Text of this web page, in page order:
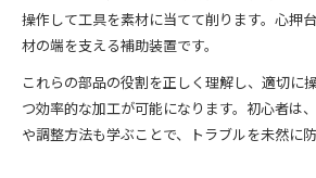
操作して工具を素材に当てて削ります。心押
材の端を支える補助装置です。
これらの部品の役割を正しく理解し、適切に
つ効率的な加工が可能になります。初心者は
や調整方法も学ぶことで、トラブルを未然に